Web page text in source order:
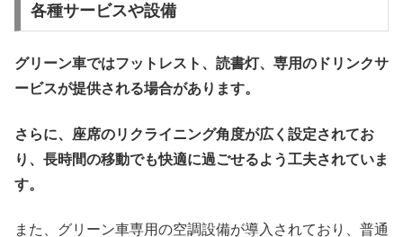
各種サービスや設備
グリーン車ではフットレスト、読書灯、専用のドリンクサ
ービスが提供される場合があります。
さらに、座席のリクライニング角度が広く設定されてお
り、長時間の移動でも快適に過ごせるよう工夫されていま
す。
また、グリーン車専用の空調設備が導入されており、普通